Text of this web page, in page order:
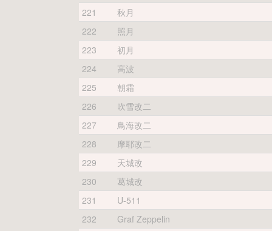
221
秋月
222
照月
223
初月
224
高波
225
朝霜
226
吹雪改二
227
鳥海改二
228
摩耶改二
229
天城改
230
葛城改
231
U-511
232
Graf Zeppelin